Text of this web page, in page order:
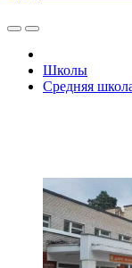
Школы
Средняя